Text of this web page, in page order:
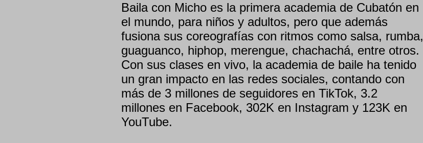
Baila con Micho es la primera academia de Cubatón en
el mundo, para niños y adultos, pero que además
fusiona sus coreografías con ritmos como salsa, rumba,
guaguanco, hiphop, merengue, chachachá, entre otros.
Con sus clases en vivo, la academia de baile ha tenido
un gran impacto en las redes sociales, contando con
más de 3 millones de seguidores en TikTok, 3.2
millones en Facebook, 302K en Instagram y 123K en
YouTube.